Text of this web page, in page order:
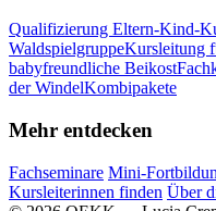
Qualifizierung Eltern-Kind-
WaldspielgruppeKursleitung
babyfreundliche Beikost
der WindelKombipakete
Mehr entdecken
Fachseminare Mini-
Kursleiterinnen finden Über